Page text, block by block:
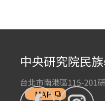
中央研究院民
台北市南港區115-201
MAP